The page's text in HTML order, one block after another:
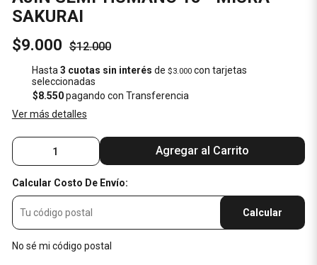
SAKURAI
$9.000 $12.000
Hasta3 cuotas sin interés de$3.000 con tarjetas
seleccionadas
$8.550pagando con Transferencia
Ver más detalles
Agregar al Carrito
Calcular Costo De Envío:
Calcular
No sé mi código postal